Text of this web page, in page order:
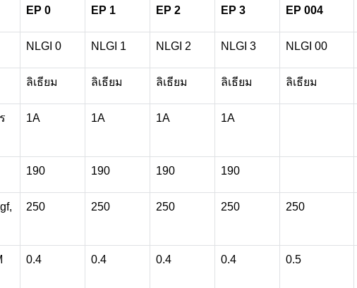
EP 0
EP 1
EP 2
EP 3
EP 004
NLGI 0 NLGI 1 NLGI 2 NLGI 3 NLGI 00
ลิเธียม ลิเธียม ลิเธียม ลิเธียม ลิเธียม
1A 1A 1A 1A
190 190 190 190
250 250 250 250 250
0.4 0.4 0.4 0.4 0.5